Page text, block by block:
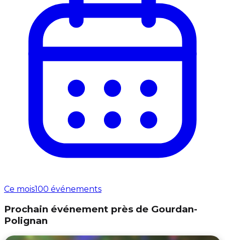
Ce mois100 événements
Prochain événement près de Gourdan-
Polignan